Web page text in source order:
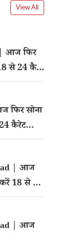
View All
| आज फिर
से 24 कैरेट
फिर सोना
कैरेट
| आज
18 से 24
| आज